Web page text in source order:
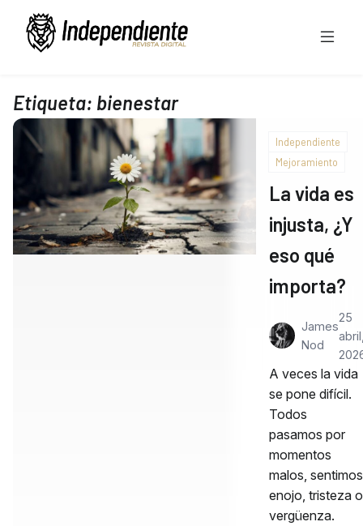
Etiqueta: bienestar
Independiente
Mejoramiento
La vida es
injusta, ¿Y
eso qué
importa?
James
Nod
25
A veces la vida
se pone difícil.
Todos
pasamos por
momentos
malos, sentimos
enojo, tristeza o
vergüenza.